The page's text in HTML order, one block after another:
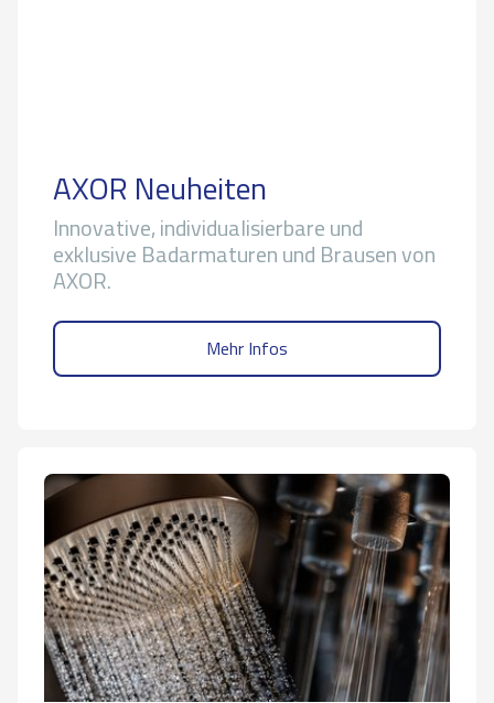
AXOR Neuheiten
Innovative, individualisierbare und
exklusive Badarmaturen und Brausen von
AXOR.
Mehr Infos